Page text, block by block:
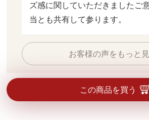
ズ感に関していただきましたご
当とも共有して参ります。
お客様の声をもっと
この商品を買う